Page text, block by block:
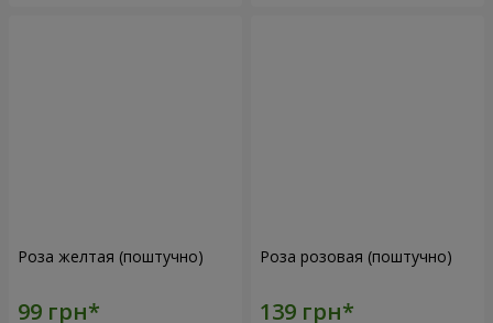
Роза желтая (поштучно) Роза розовая (поштучно)